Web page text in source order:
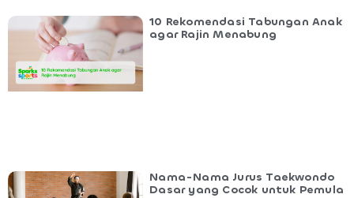
10 Rekomendasi Tabungan Anak
agar Rajin Menabung
Nama-Nama Jurus Taekwondo
Dasar yang Cocok untuk Pemula